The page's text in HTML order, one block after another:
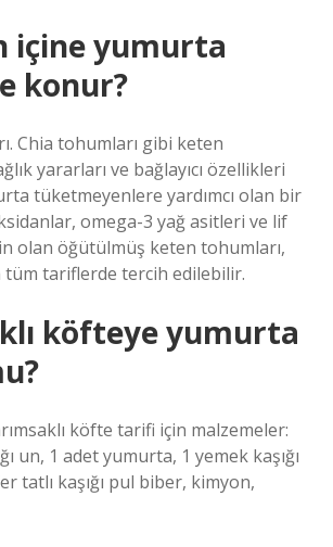
içine yumurta
konur?
Chia tohumları gibi keten
yararları ve bağlayıcı özellikleri
tüketmeyenlere yardımcı olan bir
omega-3 yağ asitleri ve lif
olan öğütülmüş keten tohumları,
tariflerde tercih edilebilir.
köfteye yumurta
köfte tarifi için malzemeler:
un, 1 adet yumurta, 1 yemek kaşığı
tatlı kaşığı pul biber, kimyon,